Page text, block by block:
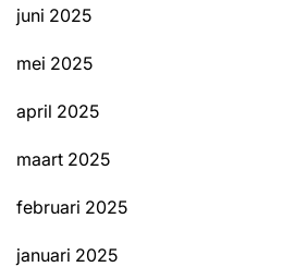
juni 2025
mei 2025
april 2025
maart 2025
februari 2025
januari 2025